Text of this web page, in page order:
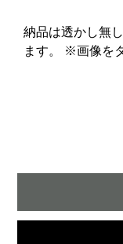
納品は透かし無
ます。 ※画像を